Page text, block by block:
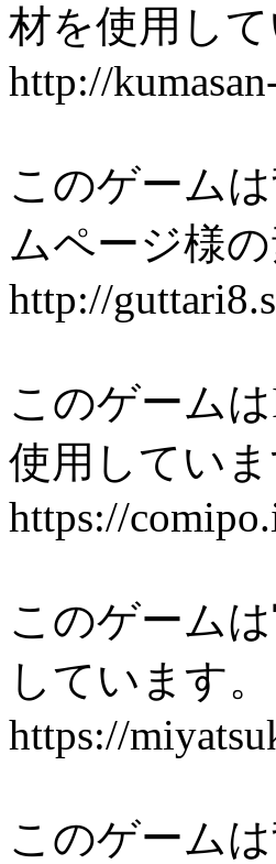
材を使用して
http://
このゲーム
ムページ様
http://
このゲーム
使用していま
https://
このゲーム
しています。
https://
このゲーム